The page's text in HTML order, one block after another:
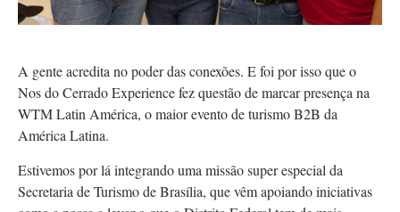
A gente acredita no poder das conexões. E foi por isso que o
Nos do Cerrado Experience fez questão de marcar presença na
WTM Latin América, o maior evento de turismo B2B da
América Latina.
Estivemos por lá integrando uma missão super especial da
Secretaria de Turismo de Brasília, que vêm apoiando iniciativas